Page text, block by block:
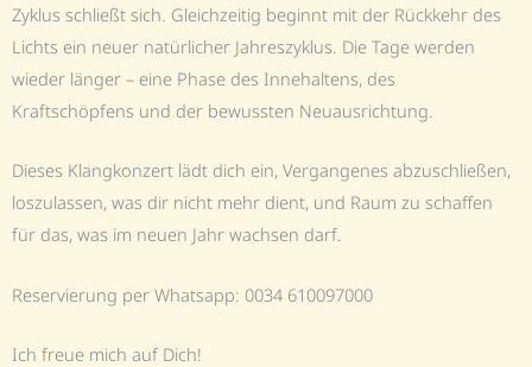
Zyklus schließt sich. Gleichzeitig beginnt mit der Rückkehr des
Lichts ein neuer natürlicher Jahreszyklus. Die Tage werden
wieder länger – eine Phase des Innehaltens, des
Kraftschöpfens und der bewussten Neuausrichtung.
Dieses Klangkonzert lädt dich ein, Vergangenes abzuschließen,
loszulassen, was dir nicht mehr dient, und Raum zu schaffen
für das, was im neuen Jahr wachsen darf.
Reservierung per Whatsapp: 0034 610097000
Ich freue mich auf Dich!